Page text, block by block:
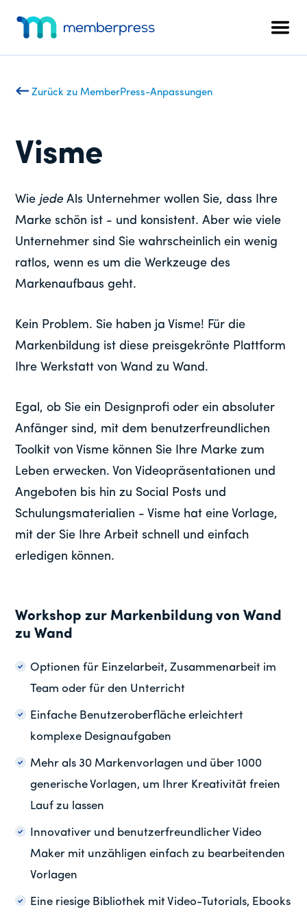
Hauptinhalt
springen
Fußzeile
springen
Menü
in-
Mitgliedschafts-
Plugin
Zurück zu MemberPress-Anpassungen
Visme
Wie jede Als Unternehmer wollen Sie, dass Ihre
Marke schön ist - und konsistent. Aber wie viele
Unternehmer sind Sie wahrscheinlich ein wenig
ratlos, wenn es um die Werkzeuge des
Markenaufbaus geht.
Kein Problem. Sie haben ja Visme! Für die
Markenbildung ist diese preisgekrönte Plattform
Ihre Werkstatt von Wand zu Wand.
Egal, ob Sie ein Designprofi oder ein absoluter
Anfänger sind, mit dem benutzerfreundlichen
Toolkit von Visme können Sie Ihre Marke zum
Leben erwecken. Von Videopräsentationen und
Angeboten bis hin zu Social Posts und
Schulungsmaterialien - Visme hat eine Vorlage,
mit der Sie Ihre Arbeit schnell und einfach
erledigen können.
Workshop zur Markenbildung von Wand
zu Wand
Optionen für Einzelarbeit, Zusammenarbeit im
Team oder für den Unterricht
Einfache Benutzeroberfläche erleichtert
komplexe Designaufgaben
Mehr als 30 Markenvorlagen und über 1000
generische Vorlagen, um Ihrer Kreativität freien
Lauf zu lassen
Innovativer und benutzerfreundlicher Video
Maker mit unzähligen einfach zu bearbeitenden
Vorlagen
Eine riesige Bibliothek mit Video-Tutorials, Ebooks